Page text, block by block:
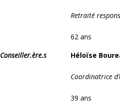
Retraité
62 ans
Conseiller.ère.s
Héloïse
Coordinatrice
39 ans